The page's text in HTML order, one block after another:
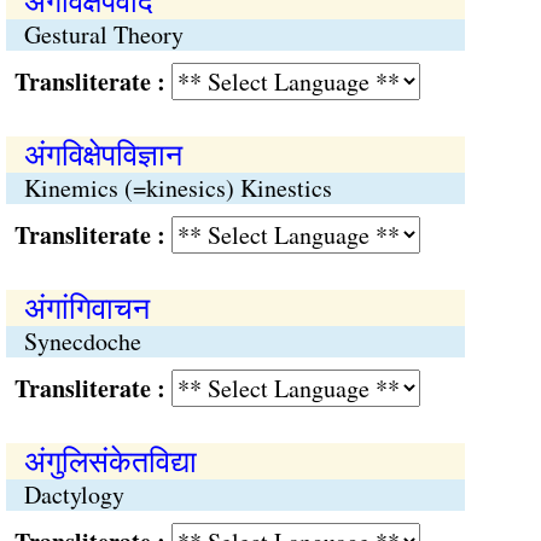
Gestural Theory
:
अंगविक्षेपविज्ञान
Kinemics (=kinesics) Kinestics
:
अंगांगिवाचन
Synecdoche
:
अंगुलिसंकेतविद्या
Dactylogy